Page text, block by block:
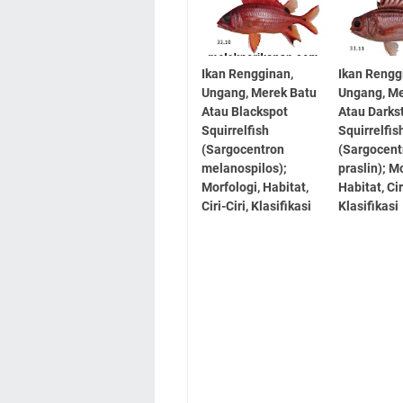
Ikan Rengginan,
Ungang, Merek Batu
Atau Blackspot
Squirrelfish
(Sargocentron
melanospilos);
Morfologi, Habitat,
Ciri-Ciri, Klasifikasi
Ikan
Ungang,
Atau
praslin);
Habitat,
Klasifikasi